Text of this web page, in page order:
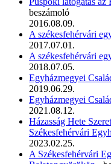
beszámoló
2016.08.09.
A székesfehérvári
2017.07.01.
A székesfehérvári
2018.07.05.
Egyházmegyei
2019.06.29.
Egyházmegyei
2021.08.12.
Házasság Hete
Székesfehérvári
2023.02.25.
A Székesfehérvári